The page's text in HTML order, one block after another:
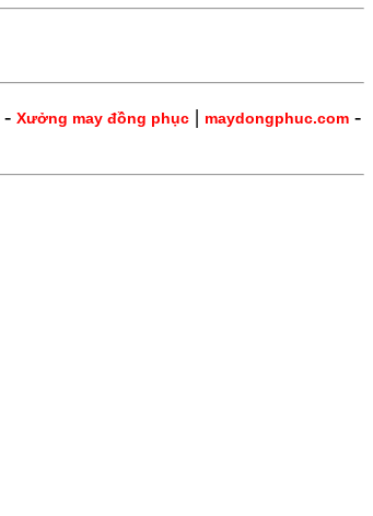
- Xưởng may đồng phục | maydongphuc.com -